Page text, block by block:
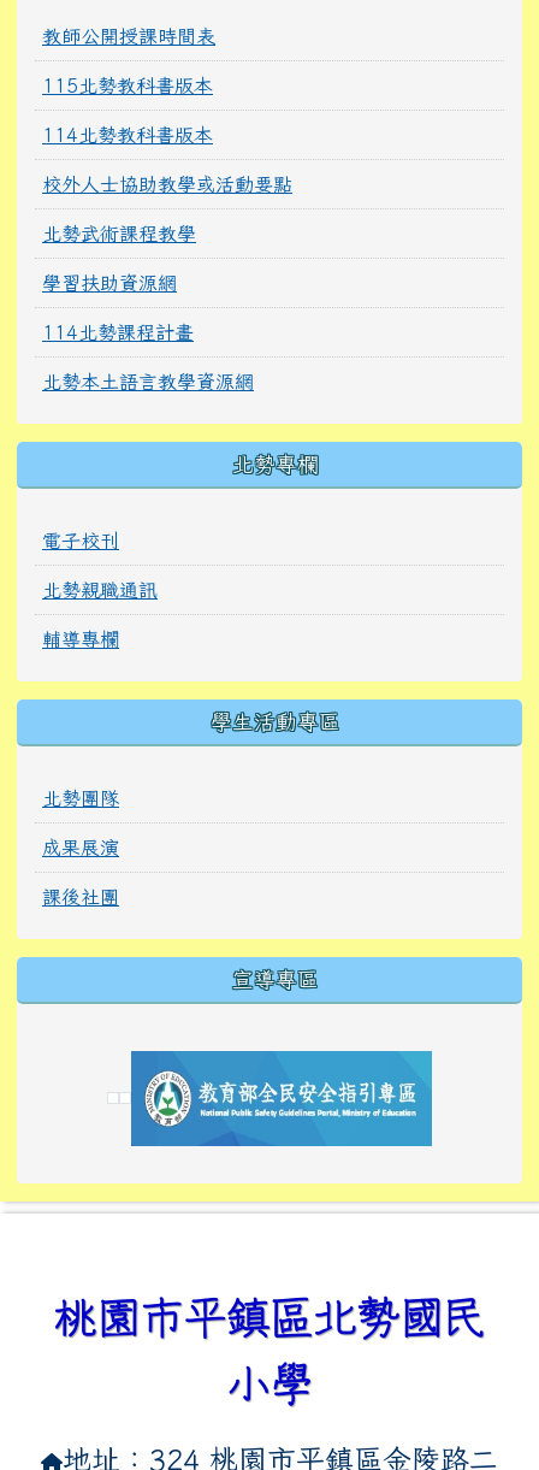
教師公開授課時間表
115北勢教科書版本
114北勢教科書版本
校外人士協助教學或活動要點
北勢武術課程教學
學習扶助資源網
114北勢課程計畫
北勢本土語言教學資源網
北勢專欄
電子校刊
北勢親職通訊
輔導專欄
學生活動專區
北勢團隊
成果展演
課後社團
宣導專區
link to https://
link to https://10000.gov.tw/
link to https://
link to https://10000.gov.tw/
link to https://
link to https://
link to https://i.win.org.tw/
link to https://
link to https://
link to https://
link to https://
桃園市平鎮區北勢國民
小學
地址：324 桃園市平鎮區金陵路二